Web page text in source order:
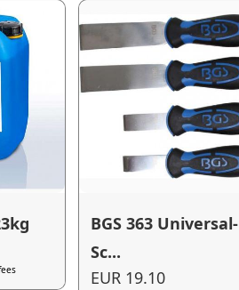
BGS 363 Universal-
Sc...
EUR 19.10